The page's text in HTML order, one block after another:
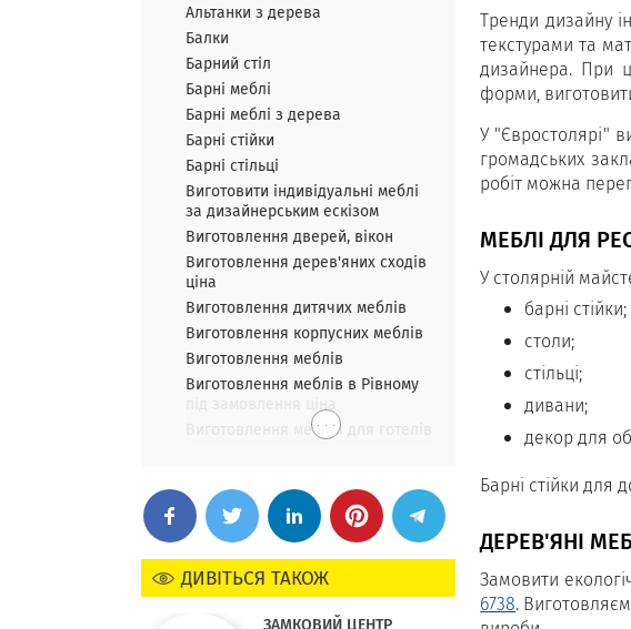
Альтанки з дерева
Балки
Барний стіл
Барні меблі
Барні меблі з дерева
Барні стійки
Барні стільці
Виготовити індивідуальні меблі
за дизайнерським ескізом
Виготовлення дверей, вікон
Виготовлення дерев'яних сходів
ціна
Виготовлення дитячих меблів
Виготовлення корпусних меблів
Виготовлення меблів
Виготовлення меблів в Рівному
під замовлення ціна
Виготовлення меблів для готелів
. . .
ДИВІТЬСЯ ТАКОЖ
Тренди дизайну
текстурами та
дизайнера. При
форми,
У "Євростолярі"
громадських
робіт можна
МЕБЛІ ДЛЯ
У столярній
барні стійки;
столи;
стільці;
дивани;
декор для
Барні стійки
ДЕРЕВ'ЯНІ
Замовити
6738.